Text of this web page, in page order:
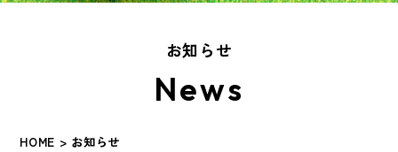
お知らせ
News
HOME > お知らせ